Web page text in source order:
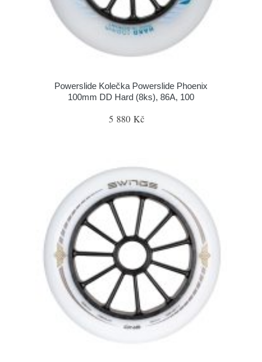
Powerslide Kolečka Powerslide Phoenix
100mm DD Hard (8ks), 86A, 100
5 880 Kč